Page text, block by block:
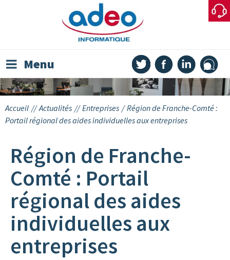
Menu
Accueil // Actualités // Entreprises / Région de Franche-Comté :
Portail régional des aides individuelles aux entreprises
Région de Franche-
Comté : Portail
régional des aides
individuelles aux
entreprises